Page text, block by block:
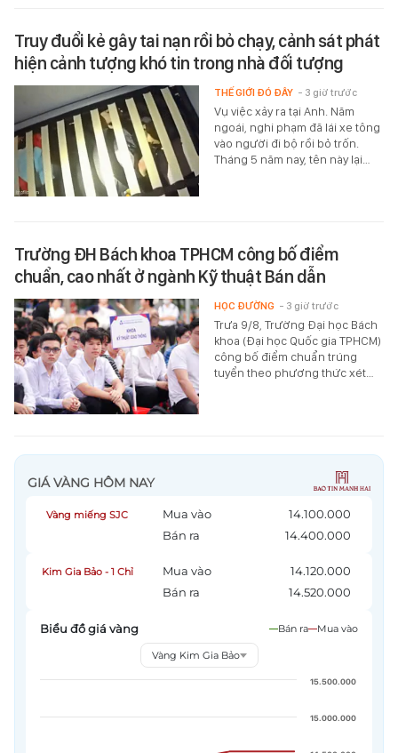
Truy đuổi kẻ gây tai nạn rồi bỏ chạy, cảnh sát phát
hiện cảnh tượng khó tin trong nhà đối tượng
Vụ việc xảy ra tại Anh. Năm
ngoái, nghi phạm đã lái xe tông
vào người đi bộ rồi bỏ trốn.
Tháng 5 năm nay, tên này lại…
THẾ GIỚI ĐÓ ĐÂY - 3 giờ trước
Trường ĐH Bách khoa TPHCM công bố điểm
chuẩn, cao nhất ở ngành Kỹ thuật Bán dẫn
Trưa 9/8, Trường Đại học Bách
khoa (Đại học Quốc gia TPHCM)
công bố điểm chuẩn trúng
tuyển theo phương thức xét…
HỌC ĐƯỜNG - 3 giờ trước